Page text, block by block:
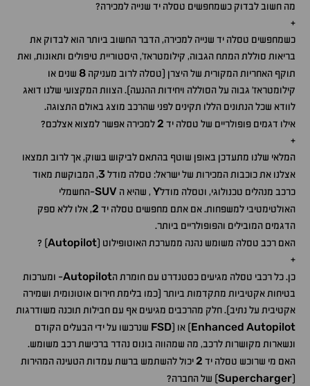
מה חשוב לבדוק כשמחפשים טסלה יד שנייה למכירה?
+
כשמחפשים טסלה יד שנייה למכירה, הדבר החשוב ביותר הוא לבדוק את
בריאות סוללת המתח הגבוה, קילומטראז', היסטוריית טיפולים ותאונות, ואת
תוקף האחריות המקורית של היצרן (טסלה לרוב מעניקה 8 שנים או
קילומטראז' גבוה על הסוללה ויחידות ההנעה). הצוות המקצועי שלנו דואג
לוודא שכל הנתונים הללו תקינים לפני שהרכב מוצג באולם התצוגה.
אילו דגמים פופולריים של טסלה יד 2למכירה אפשר למצוא אצלכם?
+
המלאי שלנו מתעדכן באופן שוטף בהתאם לביקוש בשוק, אך לרוב תמצאו
אצלנו את כוכבות המכירות של ישראל: טסלה מודל3, המבוקשת מאוד
כרכב מנהלים טכנולוגי, וטסלה מודלY , שהיא ה SUV-החשמלי
האולטימטיבי למשפחות. אם אתם מחפשים טסלה יד 2, אלו ללא ספק
הדגמים המובילים והפופולריים ביותר.
האם רכב טסלה משומש נהנה ממערכת האוטופילוט (Autopilot
) ?
+
כן. כל רכבי טסלה מגיעים כסטנדרט עם חומרת הAutopilot- ומערכות
בטיחות אקטיביות מתקדמות ביותר (כמו בלימת חירום אוטונומית ושמירה
אקטיבית על נתיב). חלק מהרכבים מגיעים אף עם חבילות תוכנה משודרגות
Enhanced Autopilot ) או (FSD שנרכשו על ידי הבעלים הקודם
ונשארות מקושרות לרכב, מה שמהווה בונוס נהדר ברכישת רכב משומש.
האם מי שרוכש טסלה יד 2יכול להשתמש ברשת עמדות הטעינה המהירות
(
Supercharger) של החברה?